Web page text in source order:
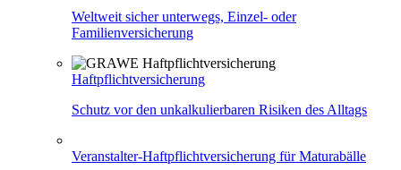
Weltweit sicher unterwegs, Einzel- oder
Familienversicherung
Haftpflichtversicherung
Schutz vor den unkalkulierbaren Risiken des Alltags
Veranstalter-Haftpflichtversicherung für Maturabälle